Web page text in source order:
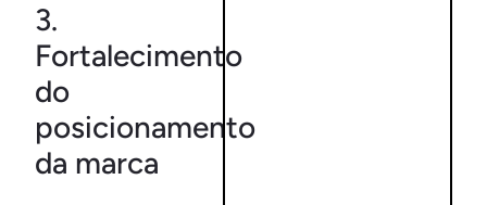
3.
Fortalecimento
do
posicionamento
da marca